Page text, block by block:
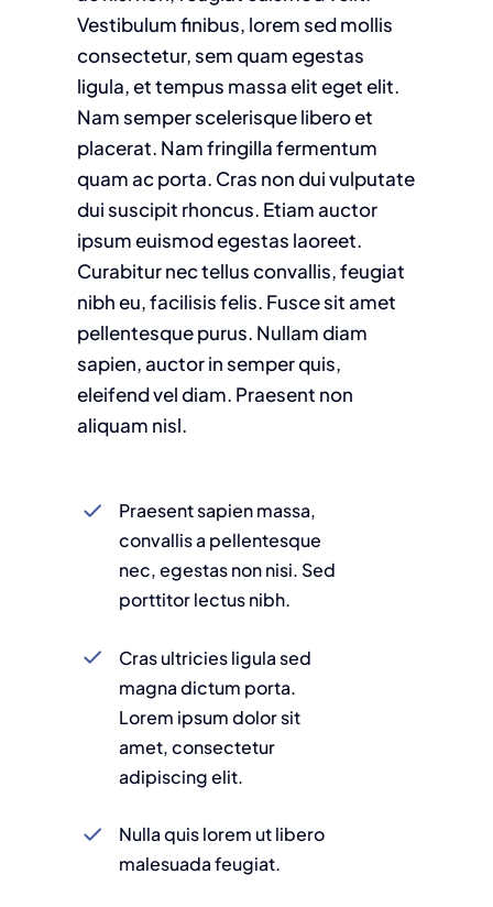
Vestibulum finibus, lorem sed mollis
consectetur, sem quam egestas
ligula, et tempus massa elit eget elit.
Nam semper scelerisque libero et
placerat. Nam fringilla fermentum
quam ac porta. Cras non dui vulputate
dui suscipit rhoncus. Etiam auctor
ipsum euismod egestas laoreet.
Curabitur nec tellus convallis, feugiat
nibh eu, facilisis felis. Fusce sit amet
pellentesque purus. Nullam diam
sapien, auctor in semper quis,
eleifend vel diam. Praesent non
aliquam nisl.
Praesent sapien massa,
convallis a pellentesque
nec, egestas non nisi. Sed
porttitor lectus nibh.
Cras ultricies ligula sed
magna dictum porta.
Lorem ipsum dolor sit
amet, consectetur
adipiscing elit.
Nulla quis lorem ut libero
malesuada feugiat.